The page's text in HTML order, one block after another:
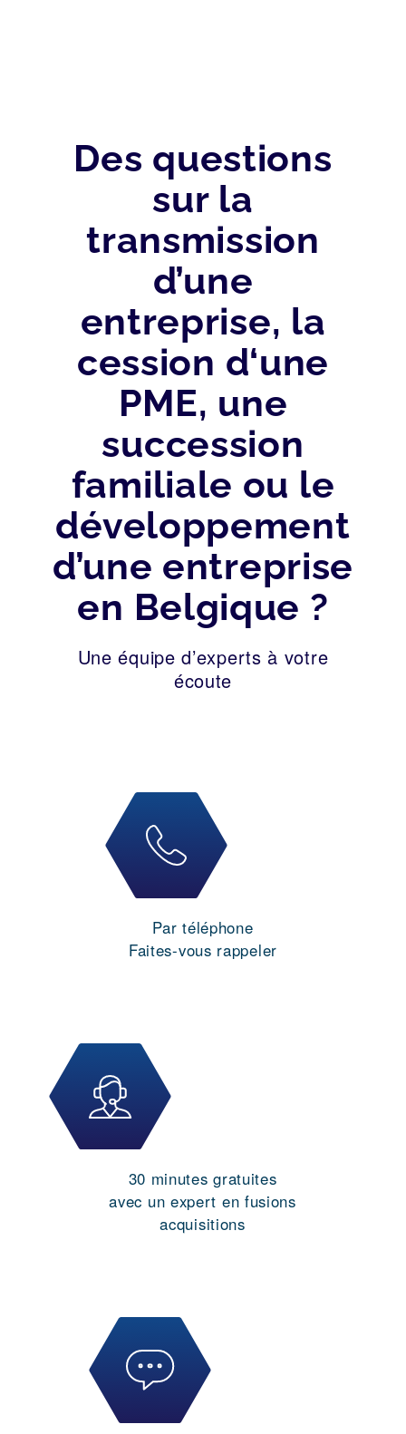
Des questions
sur la
transmission
d’une
entreprise, la
cession d‘une
PME, une
succession
familiale ou le
développement
d’une entreprise
en Belgique ?
Une équipe d’experts à votre
écoute
Par téléphone
Faites-vous rappeler
30 minutes gratuites
avec un expert en fusions
acquisitions